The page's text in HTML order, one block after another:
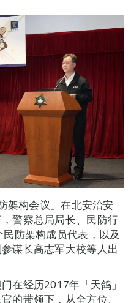
架构会议」在北安治安
警察总局局长、民防行
防架构成员代表，以及
谋长高志军大校等人出
在经历2017年「天鸽」
的带领下，从全方位、